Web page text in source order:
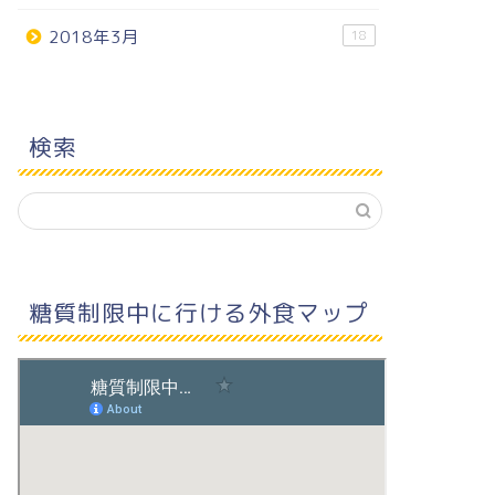
2018年3月 18
検索
糖質制限中に行ける外食マップ